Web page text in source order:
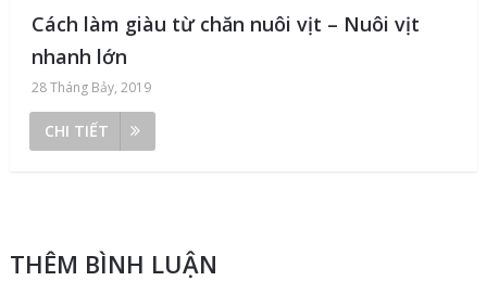
Cách làm giàu từ chăn nuôi vịt – Nuôi vịt
nhanh lớn
28 Tháng Bảy, 2019
CHI TIẾT
THÊM BÌNH LUẬN